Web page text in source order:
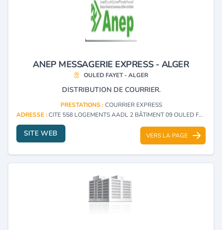
ANEP MESSAGERIE EXPRESS - ALGER
OULED FAYET - ALGER
DISTRIBUTION DE COURRIER.
PRESTATIONS :COURRIER EXPRESS
ADRESSE :CITE 558 LOGEMENTS AADL 2 BÂTIMENT 09 OULED FAYET - ALGER
SITE WEB VERS LA PAGE